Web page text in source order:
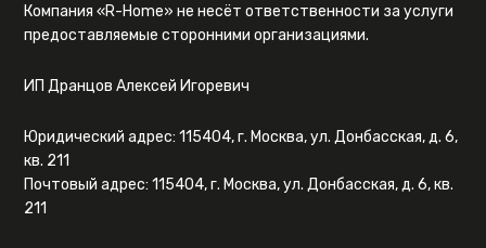
Компания «R-Home» не несёт ответственности за услуги
предоставляемые сторонними организациями.
ИП Дранцов Алексей Игоревич
Юридический адрес: 115404, г. Москва, ул. Донбасская, д. 6,
кв. 211
Почтовый адрес: 115404, г. Москва, ул. Донбасская, д. 6, кв.
211